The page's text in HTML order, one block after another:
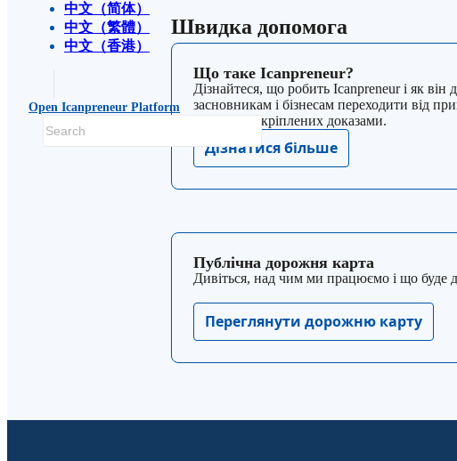
中文（简体）
中文（繁體）
中文（香港）
Open Icanpreneur Platform
Швидка допомога
Що таке Icanpreneur?
Дізнайтеся, що робить Icanpreneur і як він
засновникам і бізнесам переходити від
рішень, підкріплених доказами.
Дізнатися більше
Публічна дорожня карта
Дивіться, над чим ми працюємо і що буде
Переглянути дорожню карту